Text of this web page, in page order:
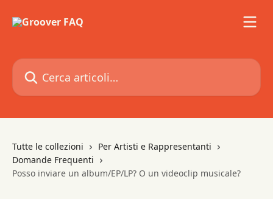
Cerca articoli…
Tutte le collezioni
Per Artisti e Rappresentanti
Domande Frequenti
Posso inviare un album/EP/LP? O un videoclip musicale?